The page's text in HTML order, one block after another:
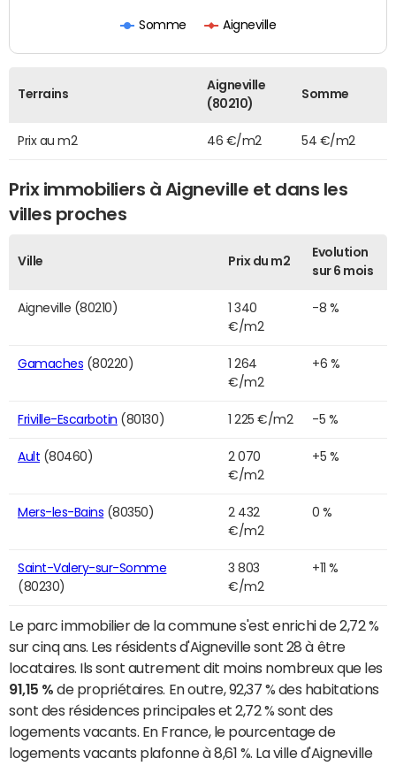
Somme Aigneville
Terrains
Aigneville
(80210)
Somme
Prix au m2 46 €/m2 54 €/m2
Prix immobiliers à Aigneville et dans les
villes proches
Ville Prix du m2
Evolution
sur 6 mois
Aigneville (80210)
1 340
€/m2
-8 %
Gamaches (80220)
1 264
€/m2
+6 %
Friville-Escarbotin (80130) 1 225 €/m2 -5 %
Ault (80460)
2 070
€/m2
+5 %
Mers-les-Bains (80350)
2 432
€/m2
0 %
Saint-Valery-sur-Somme
(80230)
3 803
€/m2
+11 %
Le parc immobilier de la commune s'est enrichi de 2,72 %
sur cinq ans. Les résidents d'Aigneville sont 28 à être
locataires. Ils sont autrement dit moins nombreux que les
91,15 % de propriétaires. En outre, 92,37 % des habitations
sont des résidences principales et 2,72 % sont des
logements vacants. En France, le pourcentage de
logements vacants plafonne à 8,61 %. La ville d'Aigneville